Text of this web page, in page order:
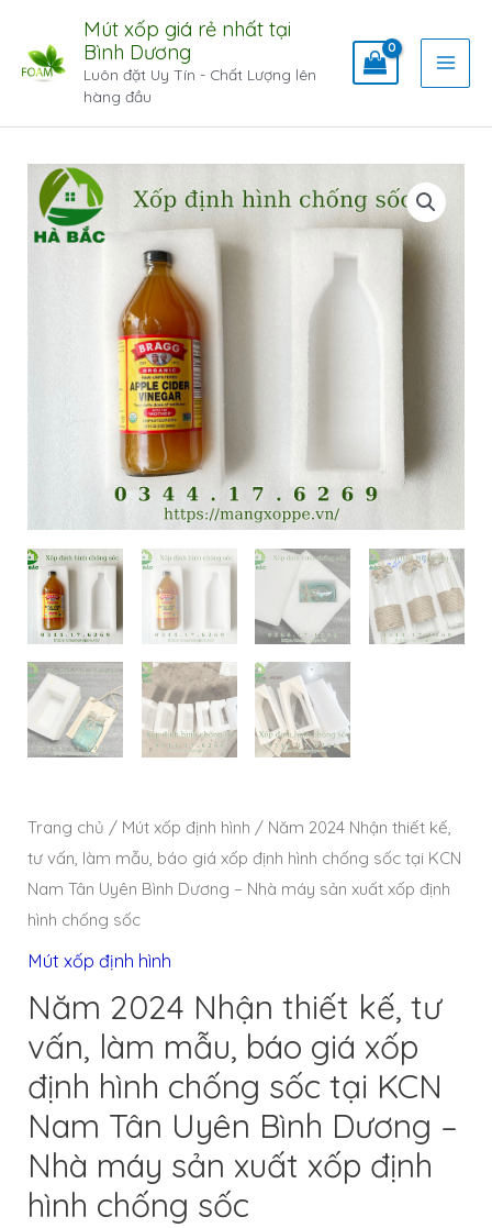
Mút xốp giá rẻ nhất tại
Bình Dương
Luôn đặt Uy Tín - Chất Lượng lên
hàng đầu
Trang chủ / Mút xốp định hình / Năm 2024 Nhận thiết kế,
tư vấn, làm mẫu, báo giá xốp định hình chống sốc tại KCN
Nam Tân Uyên Bình Dương – Nhà máy sản xuất xốp định
hình chống sốc
Mút xốp định hình
Năm 2024 Nhận thiết kế, tư
vấn, làm mẫu, báo giá xốp
định hình chống sốc tại KCN
Nam Tân Uyên Bình Dương –
Nhà máy sản xuất xốp định
hình chống sốc